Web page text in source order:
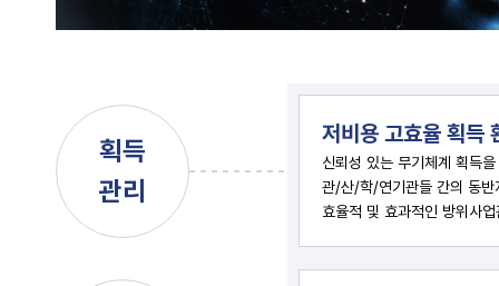
획득
관리
저비용 고효율 획득
신뢰성 있는 무기체계 획득
관/산/학/연기관들 간의 동반
효율적 및 효과적인 방위사